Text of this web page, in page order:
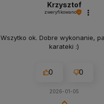
Krzysztof
zweryfikowano
Wszytko ok. Dobre wykonanie,
karateki :)
0 0
2026-01-05